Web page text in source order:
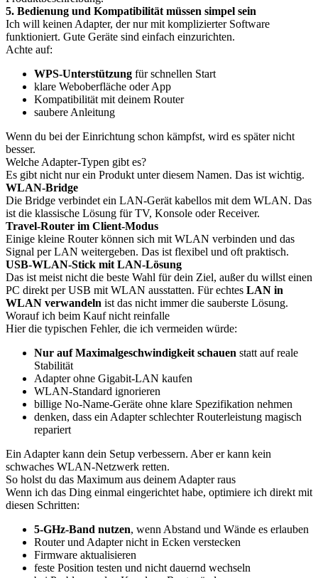
5. Bedienung und Kompatibilität müssen simpel sein
Ich will keinen Adapter, der nur mit komplizierter Software
funktioniert. Gute Geräte sind einfach einzurichten.
Achte auf:
WPS-Unterstützung für schnellen Start
klare Weboberfläche oder App
Kompatibilität mit deinem Router
saubere Anleitung
Wenn du bei der Einrichtung schon kämpfst, wird es später nicht
besser.
Welche Adapter-Typen gibt es?
Es gibt nicht nur ein Produkt unter diesem Namen. Das ist wichtig.
WLAN-Bridge
Die Bridge verbindet ein LAN-Gerät kabellos mit dem WLAN. Das
ist die klassische Lösung für TV, Konsole oder Receiver.
Travel-Router im Client-Modus
Einige kleine Router können sich mit WLAN verbinden und das
Signal per LAN weitergeben. Das ist flexibel und oft praktisch.
USB-WLAN-Stick mit LAN-Lösung
Das ist meist nicht die beste Wahl für dein Ziel, außer du willst einen
PC direkt per USB mit WLAN ausstatten. Für echtes LAN in
WLAN verwandeln ist das nicht immer die sauberste Lösung.
Worauf ich beim Kauf nicht reinfalle
Hier die typischen Fehler, die ich vermeiden würde:
Nur auf Maximalgeschwindigkeit schauen statt auf reale
Stabilität
Adapter ohne Gigabit-LAN kaufen
WLAN-Standard ignorieren
billige No-Name-Geräte ohne klare Spezifikation nehmen
denken, dass ein Adapter schlechter Routerleistung magisch
repariert
Ein Adapter kann dein Setup verbessern. Aber er kann kein
schwaches WLAN-Netzwerk retten.
So holst du das Maximum aus deinem Adapter raus
Wenn ich das Ding einmal eingerichtet habe, optimiere ich direkt mit
diesen Schritten:
5-GHz-Band nutzen, wenn Abstand und Wände es erlauben
Router und Adapter nicht in Ecken verstecken
Firmware aktualisieren
feste Position testen und nicht dauernd wechseln